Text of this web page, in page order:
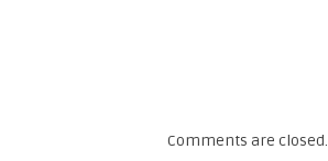
Comments are closed.